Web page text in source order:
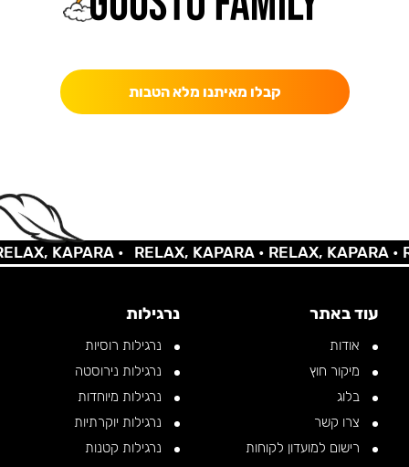
קבלו מאיתנו מלא הטבות
KAPARA • RELAX, KAPARA •RELAX, KAPARA •
עוד באתר
אודות
מיקור חוץ
בלוג
צרו קשר
רישום למועדון לקוחות
נרגילות
נרגילות רוסיות
נרגילות נירוסטה
נרגילות מיוחדות
נרגילות יוקרתיות
נרגילות קטנות